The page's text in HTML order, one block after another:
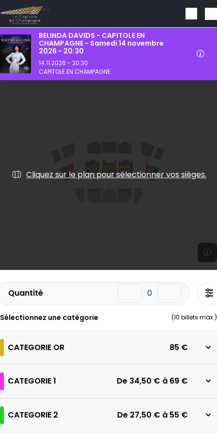
Aller au contenu principal
BELINDA DAVIDS - CAPITOLE EN
CHAMPAGNE - Samedi 14 novembre
2026 - 20:30
14.11.2026 - 20:30
CAPITOLE EN CHAMPAGNE
Cliquez sur le plan pour sélectionner vos sièges.
Quantité
Sélectionnez une catégorie (10 billets max.)
CATEGORIE OR 85 €
CATEGORIE 1 De 34,50 € à 69 €
CATEGORIE 2 De 27,50 € à 55 €